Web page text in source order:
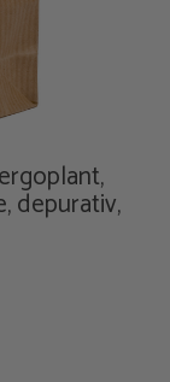
depurativ,